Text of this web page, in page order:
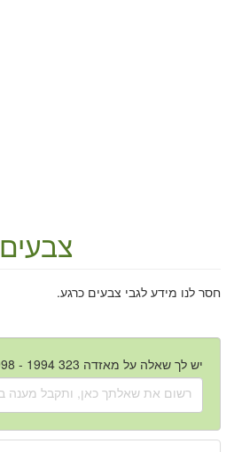
צבעים
חסר לנו מידע לגבי צבעים כרגע.
יש לך שאלה על מאזדה 323 1994 - 1998 יד שנייה?